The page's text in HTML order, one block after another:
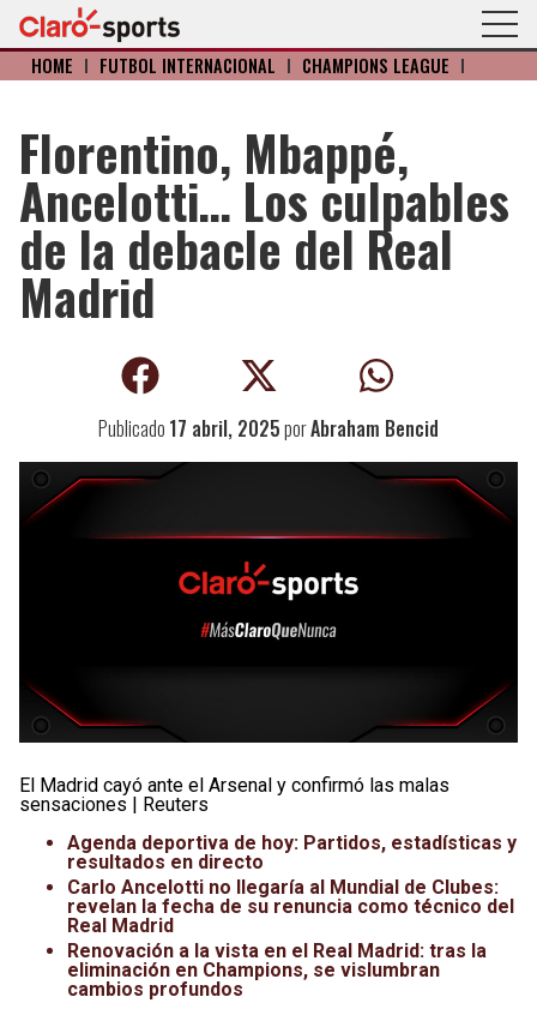
HOME I FÚTBOL INTERNACIONAL I CHAMPIONS LEAGUE I
Florentino, Mbappé,
Ancelotti… Los culpables
de la debacle del Real
Madrid
Publicado 17 abril, 2025porAbraham Bencid
El Madrid cayó ante el Arsenal y confirmó las malas
sensaciones | Reuters
Agenda deportiva de hoy: Partidos, estadísticas y
resultados en directo
Carlo Ancelotti no llegaría al Mundial de Clubes:
revelan la fecha de su renuncia como técnico del
Real Madrid
Renovación a la vista en el Real Madrid: tras la
eliminación en Champions, se vislumbran
cambios profundos